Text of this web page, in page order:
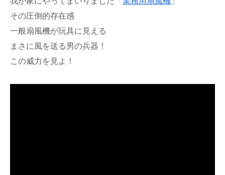
その圧倒的存在感
一般扇風機が玩具に見える
まさに風を送る男の兵器！
この威力を見よ！